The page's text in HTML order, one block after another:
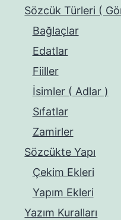
Sözcük Türleri (
Bağlaçlar
Edatlar
Fiiller
İsimler ( Adlar )
Sıfatlar
Zamirler
Sözcükte Yapı
Çekim Ekleri
Yapım Ekleri
Yazım Kuralları